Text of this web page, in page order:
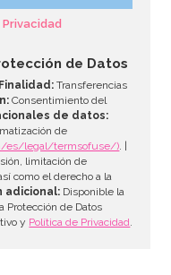
de Datos
Finalidad: Transferencias
Consentimiento del
de datos:
de
es/legal/termsofuse/). |
limitación de
como el derecho a la
adicional: Disponible la
Protección de Datos
y Política de Privacidad.